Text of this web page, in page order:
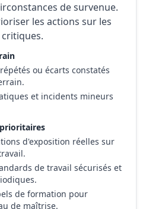
de survenue.
les actions sur les
ou écarts constatés
et incidents mineurs
d'exposition réelles sur
de travail sécurisés et
de formation pour
de maîtrise.